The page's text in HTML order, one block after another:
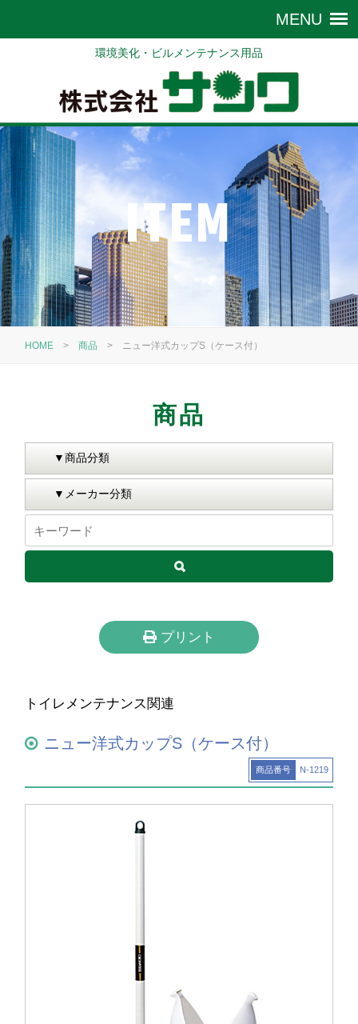
環境美化・ビルメンテナンス用品
ITEM
HOME >商品 > ニュー洋式カップS（ケース付）
商品
プリント
トイレメンテナンス関連
ニュー洋式カップS（ケース付）
商品番号 N-1219